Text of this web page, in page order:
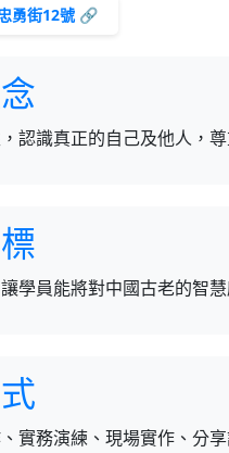
勇街12號 🔗
認識真正的自己及他人，
學員能將對中國古老的智
實務演練、現場實作、分